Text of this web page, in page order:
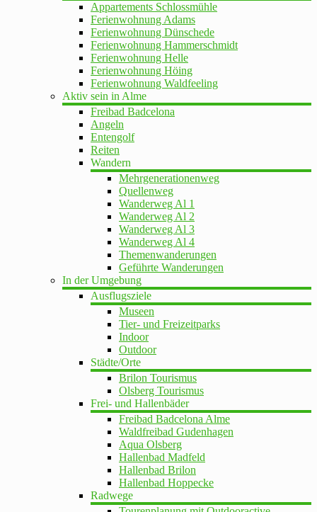
Appartements Schlossmühle
Ferienwohnung Adams
Ferienwohnung Dünschede
Ferienwohnung Hammerschmidt
Ferienwohnung Helle
Ferienwohnung Höing
Ferienwohnung Waldfeeling
Aktiv sein in Alme
Freibad Badcelona
Angeln
Entengolf
Reiten
Wandern
Mehrgenerationenweg
Quellenweg
Wanderweg Al 1
Wanderweg Al 2
Wanderweg Al 3
Wanderweg Al 4
Themenwanderungen
Geführte Wanderungen
In der Umgebung
Ausflugsziele
Museen
Tier- und Freizeitparks
Indoor
Outdoor
Städte/Orte
Brilon Tourismus
Olsberg Tourismus
Frei- und Hallenbäder
Freibad Badcelona Alme
Waldfreibad Gudenhagen
Aqua Olsberg
Hallenbad Madfeld
Hallenbad Brilon
Hallenbad Hoppecke
Radwege